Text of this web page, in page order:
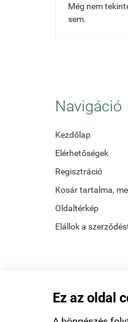
Ez az oldal
Még nem
sem.
Navigáció
Kezdőlap
Elérhetőségek
Regisztráció
Kosár tartalma,
Oldaltérkép
Elállok a